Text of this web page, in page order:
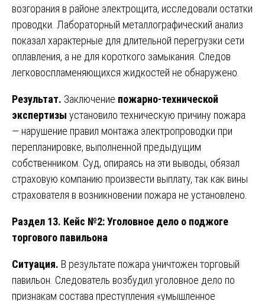
возгорания в районе электрощита, исследовали остатки
проводки. Лабораторный металлографический анализ
показал характерные для длительной перегрузки сети
оплавления, а не для короткого замыкания. Следов
легковоспламеняющихся жидкостей не обнаружено.
Результат. Заключение пожарно-технической
экспертизы установило техническую причину пожара
— нарушение правил монтажа электропроводки при
перепланировке, выполненной предыдущим
собственником. Суд, опираясь на эти выводы, обязал
страховую компанию произвести выплату, так как вины
страхователя в возникновении пожара не установлено.
Раздел 13. Кейс №2: Уголовное дело о поджоге
торгового павильона
Ситуация. В результате пожара уничтожен торговый
павильон. Следователь возбудил уголовное дело по
признакам состава преступления «умышленное